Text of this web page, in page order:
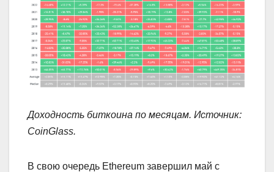
Доходность биткоина по месяцам. Источник:
CoinGlass.
В свою очередь Ethereum завершил май с